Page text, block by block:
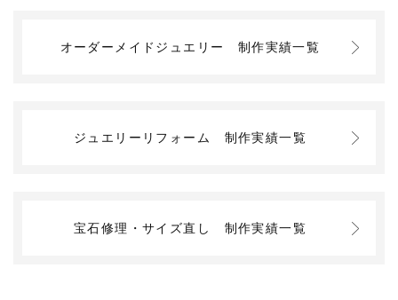
オーダーメイドジュエリー 制作実績一覧
ジュエリーリフォーム 制作実績一覧
宝石修理・サイズ直し 制作実績一覧